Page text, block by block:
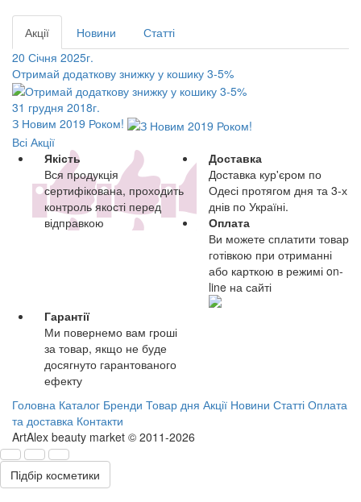
Акції Новини
Статті
20 Січня 2025г.
Отримай додаткову знижку у кошику 3-5%
31 грудня 2018г.
З Новим 2019 Роком!
Всі Акції
Якість
Вся продукція
сертифікована, проходить
контроль якості перед
відправкою
Доставка
Доставка кур'єром по
Одесі протягом дня та 3-х
днів по Україні.
Оплата
Ви можете сплатити товар
готівкою при отриманні
або карткою в режимі on-
line на сайті
Гарантії
Ми повернемо вам гроші
за товар, якщо не буде
досягнуто гарантованого
ефекту
Головна Каталог Бренди Товар дня Акції Новини Статті Оплата
та доставка Контакти
ArtAlex beauty market © 2011-2026
Підбір косметики